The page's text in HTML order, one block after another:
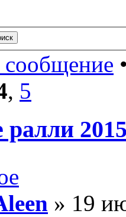
сообщение
, 5
ралли
» 19